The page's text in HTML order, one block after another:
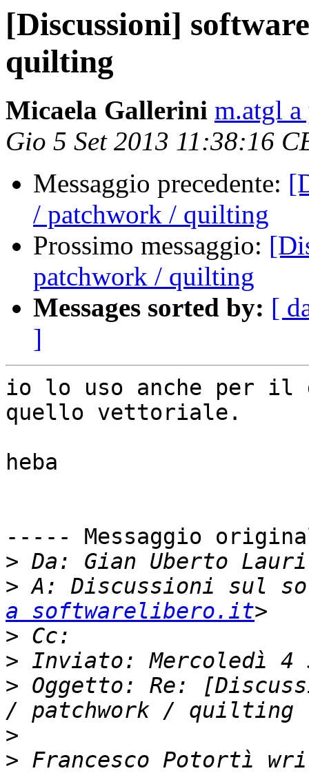
[Discussioni]
quilting
Micaela Gallerini m.atgl
Gio 5 Set 2013 11:38:16
Messaggio precedente:
/ patchwork / quilting
Prossimo messaggio:
patchwork / quilting
Messages sorted by: [
]
io lo uso anche per il
quello vettoriale.
heba
----- Messaggio
> Da: Gian Uberto
> A: Discussioni sul
a softwarelibero.it
>
>
> Oggetto: Re:
>
>